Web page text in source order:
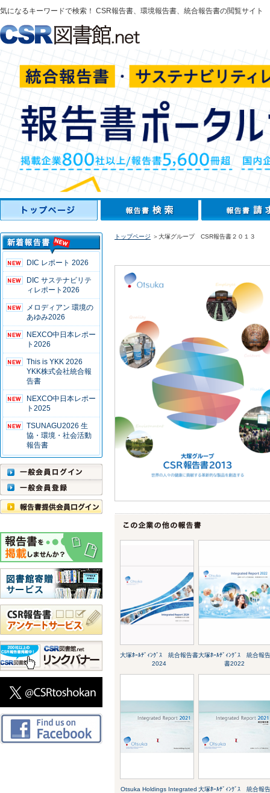
気になるキーワードで検索！ CSR報告書、環境報告書、統合報告書の閲覧サイト
DIC レポート 2026
DIC サステナビリテ
ィレポート2026
メロディアン 環境の
あゆみ2026
NEXCO中日本レポー
ト2026
This is YKK 2026
YKK株式会社統合報
告書
NEXCO中日本レポー
ト2025
TSUNAGU2026 生
協・環境・社会活動
報告書
トップページ ＞大塚グループ CSR報告書２０１３
大塚ﾎｰﾙﾃﾞｨﾝｸﾞｽ 統合報告書
2024
大塚ﾎｰﾙﾃﾞｨﾝｸﾞｽ 統合報
書2022
Otsuka Holdings Integrated 大塚ﾎｰﾙﾃﾞｨﾝｸﾞｽ 統合報